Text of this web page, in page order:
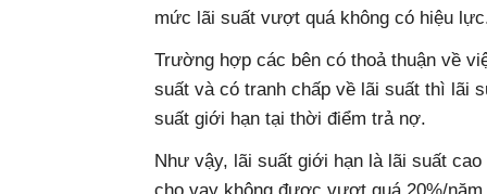
mức lãi suất vượt quá không có hiệu
Trường hợp các bên có thoả thuận về
suất và có tranh chấp về lãi suất thì lãi
suất giới hạn tại thời điểm trả nợ.
Như vậy, lãi suất giới hạn là lãi suất